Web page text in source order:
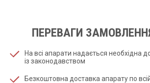
ПЕРЕВАГИ
На всі апарати надається необхідна
із законодавством
Безкоштовна доставка апарату по всій